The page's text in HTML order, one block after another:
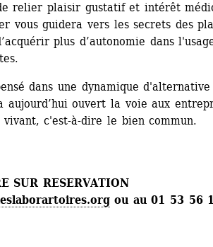
relier plaisir gustatif et intérêt
vous guidera vers les secrets des
plus d’autonomie dans
dans une dynamique
aujourd’hui ouvert la voie aux
c'est-à-dire le bien commun.
SUR RESERVATION
ou au 01 53 56